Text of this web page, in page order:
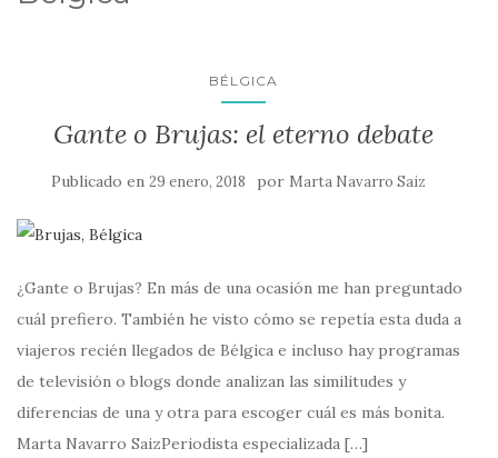
BÉLGICA
Gante o Brujas: el eterno debate
Publicado en 29 enero, 2018 por Marta Navarro Saiz
¿Gante o Brujas? En más de una ocasión me han preguntado
cuál prefiero. También he visto cómo se repetía esta duda a
viajeros recién llegados de Bélgica e incluso hay programas
de televisión o blogs donde analizan las similitudes y
diferencias de una y otra para escoger cuál es más bonita.
Marta Navarro SaizPeriodista especializada […]